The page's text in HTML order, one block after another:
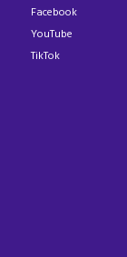
Facebook
YouTube
TikTok